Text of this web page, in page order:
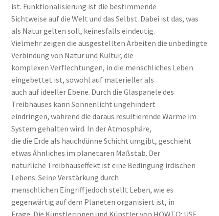
ist. Funktionalisierung ist die bestimmende
Sichtweise auf die Welt und das Selbst. Dabei ist das, was
als Natur gelten soll, keinesfalls eindeutig.
Vielmehr zeigen die ausgestellten Arbeiten die unbedingte
Verbindung von Natur und Kultur, die
komplexen Verflechtungen, in die menschliches Leben
eingebettet ist, sowohl auf materieller als
auch auf ideeller Ebene. Durch die Glaspanele des
Treibhauses kann Sonnenlicht ungehindert
eindringen, während die daraus resultierende Wärme im
System gehalten wird. In der Atmosphäre,
die die Erde als hauchdünne Schicht umgibt, geschieht
etwas Ähnliches im planetaren Maßstab. Der
natürliche Treibhauseffekt ist eine Bedingung irdischen
Lebens. Seine Verstärkung durch
menschlichen Eingriff jedoch stellt Leben, wie es
gegenwärtig auf dem Planeten organisiert ist, in